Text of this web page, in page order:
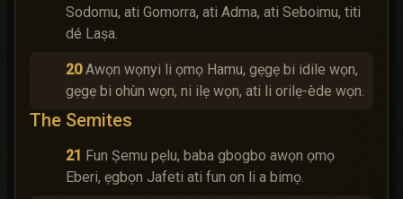
Sodomu, ati Gomorra, ati Adma, ati Seboimu, titi
dé Laṣa.
20 Awọn wọnyi li ọmọ Hamu, gẹgẹ bi idile wọn,
gẹgẹ bi ohùn wọn, ni ilẹ wọn, ati li orilẹ-ède wọn.
The Semites
21 Fun Ṣemu pẹlu, baba gbogbo awọn ọmọ
Eberi, ẹgbọn Jafeti ati fun on li a bimọ.